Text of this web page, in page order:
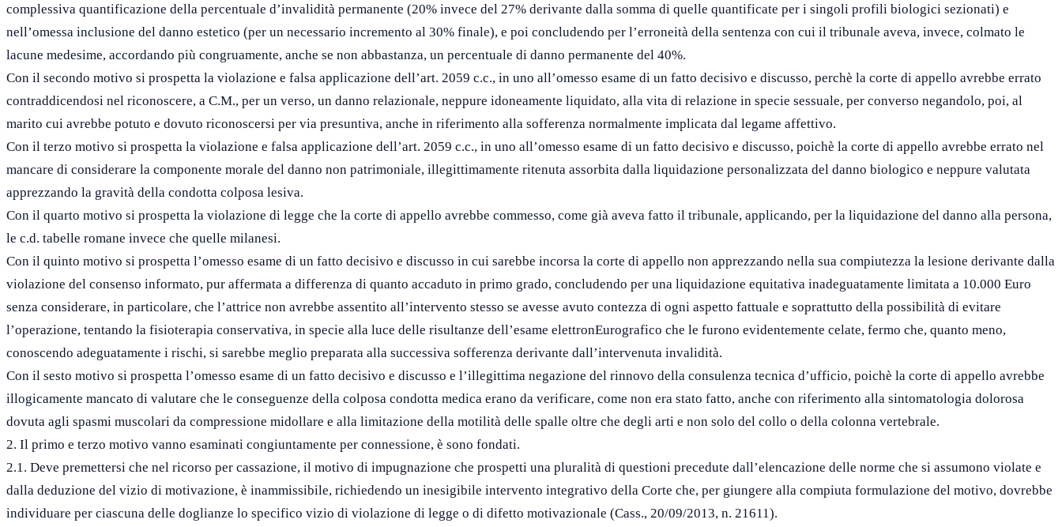
complessiva quantificazione della percentuale d’invalidità permanente (20% invece del 27% derivante dalla somma di quelle quantificate per i singoli profili biologici sezionati) e
nell’omessa inclusione del danno estetico (per un necessario incremento al 30% finale), e poi concludendo per l’erroneità della sentenza con cui il tribunale aveva, invece, colmato le
lacune medesime, accordando più congruamente, anche se non abbastanza, un percentuale di danno permanente del 40%.
Con il secondo motivo si prospetta la violazione e falsa applicazione dell’art. 2059 c.c., in uno all’omesso esame di un fatto decisivo e discusso, perchè la corte di appello avrebbe errato
contraddicendosi nel riconoscere, a C.M., per un verso, un danno relazionale, neppure idoneamente liquidato, alla vita di relazione in specie sessuale, per converso negandolo, poi, al
marito cui avrebbe potuto e dovuto riconoscersi per via presuntiva, anche in riferimento alla sofferenza normalmente implicata dal legame affettivo.
Con il terzo motivo si prospetta la violazione e falsa applicazione dell’art. 2059 c.c., in uno all’omesso esame di un fatto decisivo e discusso, poichè la corte di appello avrebbe errato nel
mancare di considerare la componente morale del danno non patrimoniale, illegittimamente ritenuta assorbita dalla liquidazione personalizzata del danno biologico e neppure valutata
apprezzando la gravità della condotta colposa lesiva.
Con il quarto motivo si prospetta la violazione di legge che la corte di appello avrebbe commesso, come già aveva fatto il tribunale, applicando, per la liquidazione del danno alla persona,
le c.d. tabelle romane invece che quelle milanesi.
Con il quinto motivo si prospetta l’omesso esame di un fatto decisivo e discusso in cui sarebbe incorsa la corte di appello non apprezzando nella sua compiutezza la lesione derivante dalla
violazione del consenso informato, pur affermata a differenza di quanto accaduto in primo grado, concludendo per una liquidazione equitativa inadeguatamente limitata a 10.000 Euro
senza considerare, in particolare, che l’attrice non avrebbe assentito all’intervento stesso se avesse avuto contezza di ogni aspetto fattuale e soprattutto della possibilità di evitare
l’operazione, tentando la fisioterapia conservativa, in specie alla luce delle risultanze dell’esame elettronEurografico che le furono evidentemente celate, fermo che, quanto meno,
conoscendo adeguatamente i rischi, si sarebbe meglio preparata alla successiva sofferenza derivante dall’intervenuta invalidità.
Con il sesto motivo si prospetta l’omesso esame di un fatto decisivo e discusso e l’illegittima negazione del rinnovo della consulenza tecnica d’ufficio, poichè la corte di appello avrebbe
illogicamente mancato di valutare che le conseguenze della colposa condotta medica erano da verificare, come non era stato fatto, anche con riferimento alla sintomatologia dolorosa
dovuta agli spasmi muscolari da compressione midollare e alla limitazione della motilità delle spalle oltre che degli arti e non solo del collo o della colonna vertebrale.
2. Il primo e terzo motivo vanno esaminati congiuntamente per connessione, è sono fondati.
2.1. Deve premettersi che nel ricorso per cassazione, il motivo di impugnazione che prospetti una pluralità di questioni precedute dall’elencazione delle norme che si assumono violate e
dalla deduzione del vizio di motivazione, è inammissibile, richiedendo un inesigibile intervento integrativo della Corte che, per giungere alla compiuta formulazione del motivo, dovrebbe
individuare per ciascuna delle doglianze lo specifico vizio di violazione di legge o di difetto motivazionale (Cass., 20/09/2013, n. 21611).